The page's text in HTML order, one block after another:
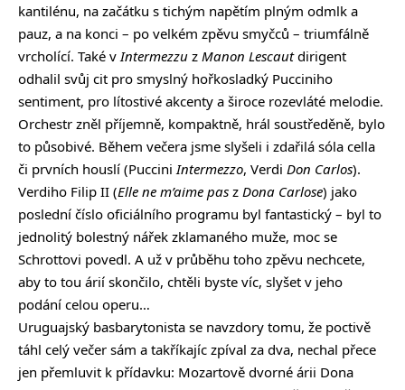
kantilénu, na začátku s tichým napětím plným odmlk a
pauz, a na konci – po velkém zpěvu smyčců – triumfálně
vrcholící. Také vIntermezzu z Manon Lescautdirigent
odhalil svůj cit pro smyslný hořkosladký Pucciniho
sentiment, pro lítostivé akcenty a široce rozevláté melodie.
Orchestr zněl příjemně, kompaktně, hrál soustředěně, bylo
to působivé. Během večera jsme slyšeli i zdařilá sóla cella
či prvních houslí (PucciniIntermezzo, Verdi Don Carlos).
Verdiho Filip II (Elle ne m’aime pas z Dona Carlose) jako
poslední číslo oficiálního programu byl fantastický – byl to
jednolitý bolestný nářek zklamaného muže, moc se
Schrottovi povedl. A už v průběhu toho zpěvu nechcete,
aby to tou árií skončilo, chtěli byste víc, slyšet v jeho
podání celou operu…
Uruguajský basbarytonista se navzdory tomu, že poctivě
táhl celý večer sám a takříkajíc zpíval za dva, nechal přece
jen přemluvit k přídavku: Mozartově dvorné árii Dona